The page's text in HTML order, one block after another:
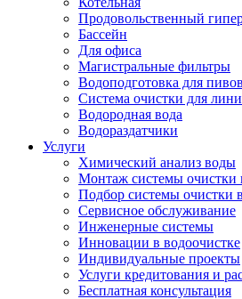
Продовольственный
Бассейн
Для офиса
Магистральные фильтры
Водоподготовка для
Система очистки для
Водородная вода
Водораздатчики
Услуги
Химический анализ воды
Монтаж системы очистки
Подбор системы очистки
Сервисное обслуживание
Инженерные системы
Инновации в водоочистке
Индивидуальные проекты
Услуги кредитования и
Бесплатная консультация